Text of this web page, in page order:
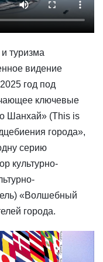
туризма
видение
год под
ключевые
Шанхай» (This is
города»,
серию
культурно-
«Волшебный
города.